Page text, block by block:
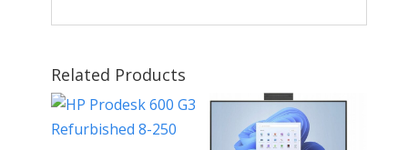
Related Products